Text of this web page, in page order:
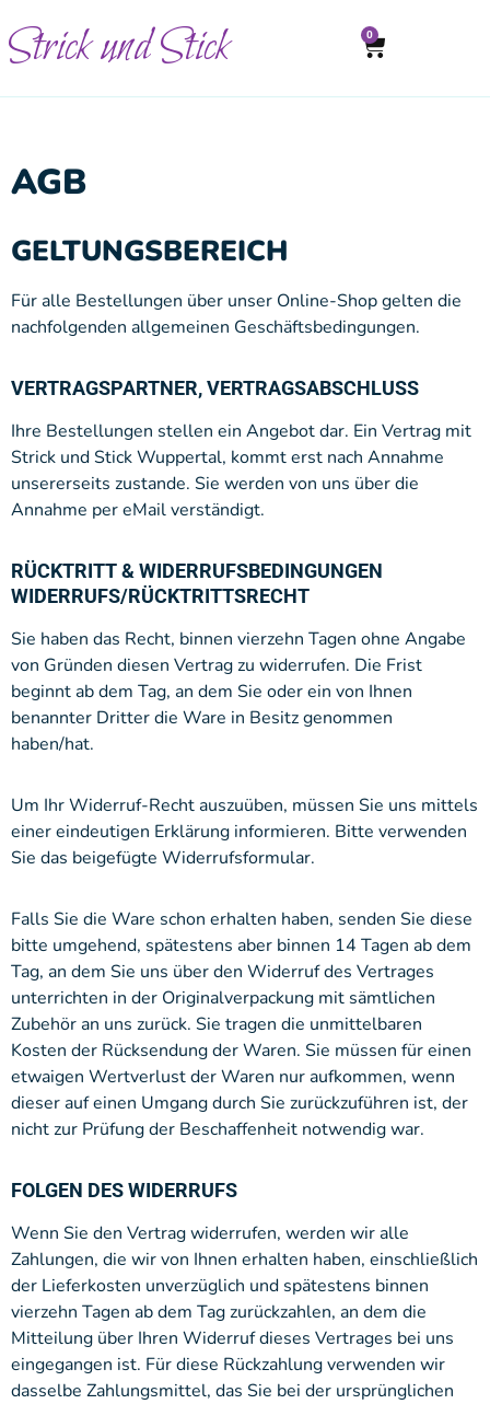
Strick und Stick 0
AGB
GELTUNGSBEREICH
Für alle Bestellungen über unser Online-Shop gelten die
nachfolgenden allgemeinen Geschäftsbedingungen.
VERTRAGSPARTNER, VERTRAGSABSCHLUSS
Ihre Bestellungen stellen ein Angebot dar. Ein Vertrag mit
Strick und Stick Wuppertal, kommt erst nach Annahme
unsererseits zustande. Sie werden von uns über die
Annahme per eMail verständigt.
RÜCKTRITT & WIDERRUFSBEDINGUNGEN
WIDERRUFS/RÜCKTRITTSRECHT
Sie haben das Recht, binnen vierzehn Tagen ohne Angabe
von Gründen diesen Vertrag zu widerrufen. Die Frist
beginnt ab dem Tag, an dem Sie oder ein von Ihnen
benannter Dritter die Ware in Besitz genommen
haben/hat.
Um Ihr Widerruf-Recht auszuüben, müssen Sie uns mittels
einer eindeutigen Erklärung informieren. Bitte verwenden
Sie das beigefügte Widerrufsformular.
Falls Sie die Ware schon erhalten haben, senden Sie diese
bitte umgehend, spätestens aber binnen 14 Tagen ab dem
Tag, an dem Sie uns über den Widerruf des Vertrages
unterrichten in der Originalverpackung mit sämtlichen
Zubehör an uns zurück. Sie tragen die unmittelbaren
Kosten der Rücksendung der Waren. Sie müssen für einen
etwaigen Wertverlust der Waren nur aufkommen, wenn
dieser auf einen Umgang durch Sie zurückzuführen ist, der
nicht zur Prüfung der Beschaffenheit notwendig war.
FOLGEN DES WIDERRUFS
Wenn Sie den Vertrag widerrufen, werden wir alle
Zahlungen, die wir von Ihnen erhalten haben, einschließlich
der Lieferkosten unverzüglich und spätestens binnen
vierzehn Tagen ab dem Tag zurückzahlen, an dem die
Mitteilung über Ihren Widerruf dieses Vertrages bei uns
eingegangen ist. Für diese Rückzahlung verwenden wir
dasselbe Zahlungsmittel, das Sie bei der ursprünglichen